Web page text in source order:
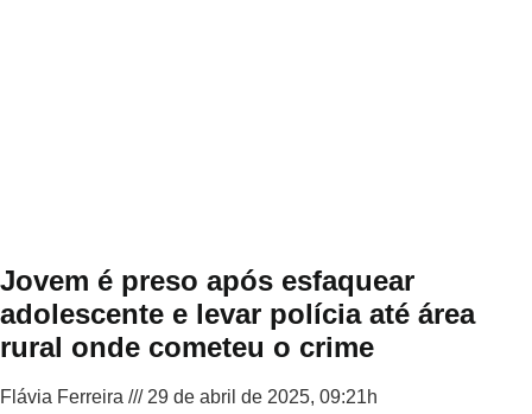
Jovem é preso após esfaquear
adolescente e levar polícia até área
rural onde cometeu o crime
Flávia Ferreira
29 de abril de 2025, 09:21h